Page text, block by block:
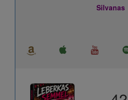
Silvanas